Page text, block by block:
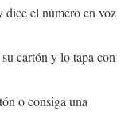
dice el número en voz
cartón y lo tapa con
o consiga una